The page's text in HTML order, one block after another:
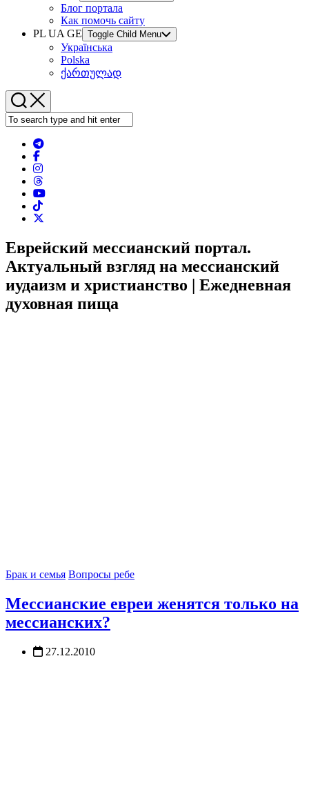
Блог портала
Как помочь сайту
PL UA GE Toggle Child Menu
Українська
Polska
ქართულად
Еврейский мессианский портал.
Актуальный взгляд на мессианский
иудаизм и христианство | Ежедневная
духовная пища
Брак и семья Вопросы ребе
Мессианские евреи женятся только на
мессианских?
27.12.2010